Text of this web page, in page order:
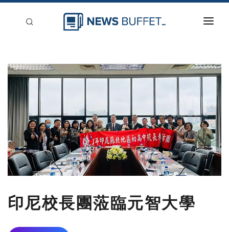
新聞稿分類
登入
刊登
印尼校長團蒞臨元智大學